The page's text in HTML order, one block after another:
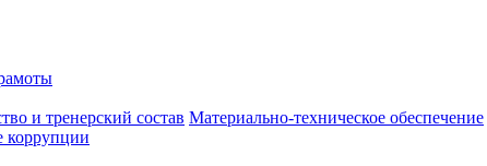
и тренерский состав Материально-техническое обеспечение
коррупции